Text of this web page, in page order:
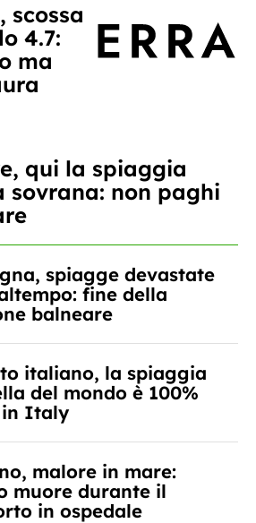
scossa
4.7:
ma
qui la spiaggia
sovrana: non paghi
spiagge devastate
fine della
balneare
italiano, la spiaggia
del mondo è 100%
in Italy
malore in mare:
muore durante il
in ospedale